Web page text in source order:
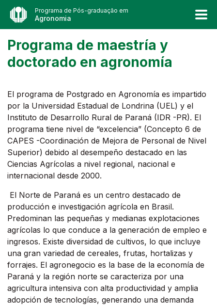
Programa de Pós-graduação em
Agronomia
Programa de maestría y
doctorado en agronomía
El programa de Postgrado en Agronomía es impartido
por la Universidad Estadual de Londrina (UEL) y el
Instituto de Desarrollo Rural de Paraná (IDR -PR). El
programa tiene nivel de “excelencia” (Concepto 6 de
CAPES -Coordinación de Mejora de Personal de Nivel
Superior) debido al desempeño destacado en las
Ciencias Agrícolas a nivel regional, nacional e
internacional desde 2000.
El Norte de Paraná es un centro destacado de
producción e investigación agrícola en Brasil.
Predominan las pequeñas y medianas explotaciones
agrícolas lo que conduce a la generación de empleo e
ingresos. Existe diversidad de cultivos, lo que incluye
una gran variedad de cereales, frutas, hortalizas y
forrajes. El agronegocio es la base de la economía de
Paraná y la región norte se caracteriza por una
agricultura intensiva con alta productividad y amplia
adopción de tecnologías, generando una demanda